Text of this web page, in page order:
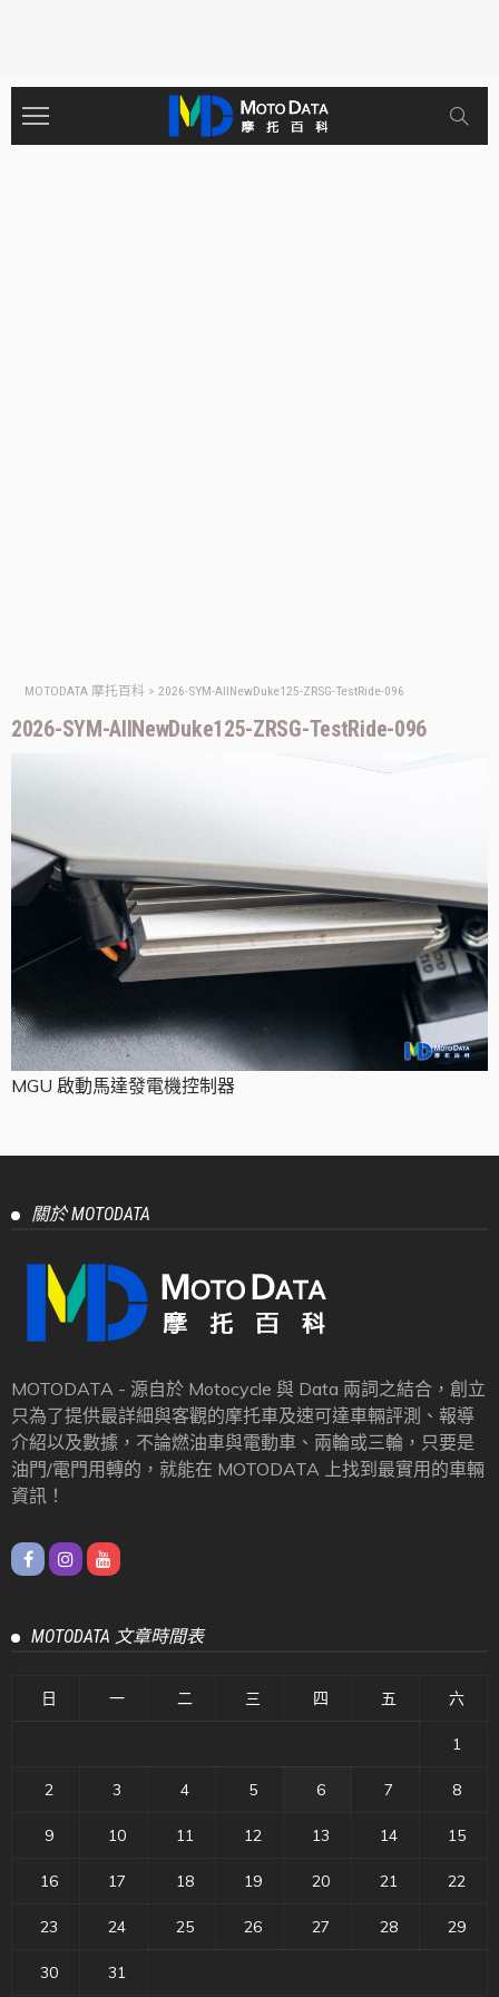
MOTODATA 摩托百科 > 2026-SYM-AllNewDuke125-ZRSG-TestRide-096
2026-SYM-AllNewDuke125-ZRSG-TestRide-096
MGU 啟動馬達發電機控制器
關於 MOTODATA
MOTODATA - 源自於 Motocycle 與 Data 兩詞之結合，創立
只為了提供最詳細與客觀的摩托車及速可達車輛評測、報導
介紹以及數據，不論燃油車與電動車、兩輪或三輪，只要是
油門/電門用轉的，就能在 MOTODATA 上找到最實用的車輛
資訊！
MOTODATA 文章時間表
日 一 二 三 四 五 六
1
2 3 4 5 6 7 8
9 10 11 12 13 14 15
16 17 18 19 20 21 22
23 24 25 26 27 28 29
30 31